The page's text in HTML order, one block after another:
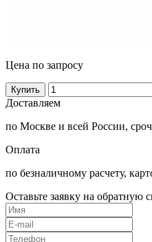
Цена по запросу
Купить
Доставляем
по Москве и всей России,
Оплата
по безналичному расчету,
Оставьте заявку на обратную